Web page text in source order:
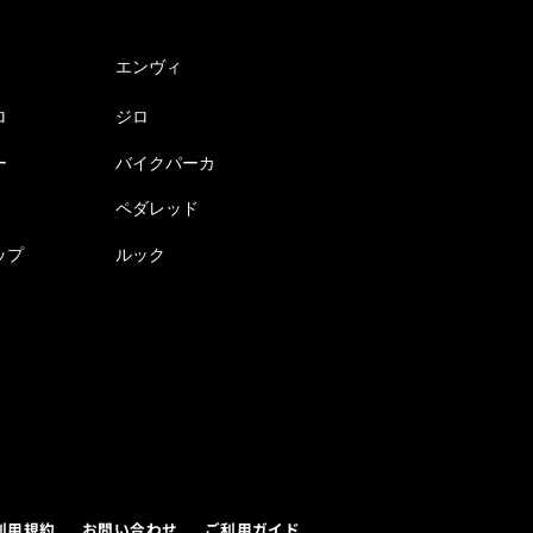
エンヴィ
ジロ
バイクパーカ
ペダレッド
プ ルック